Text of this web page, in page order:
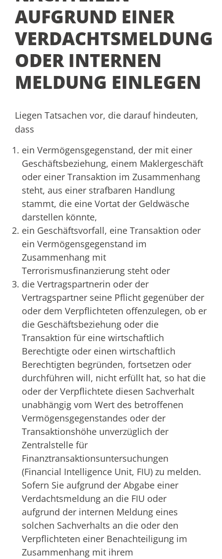
AUFGRUND EINER
VERDACHTSMELDUNG
ODER INTERNEN
MELDUNG EINLEGEN
Liegen Tatsachen vor, die darauf hindeuten,
dass
ein Vermögensgegenstand, der mit einer
Geschäftsbeziehung, einem Maklergeschäft
oder einer Transaktion im Zusammenhang
steht, aus einer strafbaren Handlung
stammt, die eine Vortat der Geldwäsche
darstellen könnte,
ein Geschäftsvorfall, eine Transaktion oder
ein Vermögensgegenstand im
Zusammenhang mit
Terrorismusfinanzierung steht oder
die Vertragspartnerin oder der
Vertragspartner seine Pflicht gegenüber der
oder dem Verpflichteten offenzulegen, ob er
die Geschäftsbeziehung oder die
Transaktion für eine wirtschaftlich
Berechtigte oder einen wirtschaftlich
Berechtigten begründen, fortsetzen oder
durchführen will, nicht erfüllt hat, so hat die
oder der Verpflichtete diesen Sachverhalt
unabhängig vom Wert des betroffenen
Vermögensgegenstandes oder der
Transaktionshöhe unverzüglich der
Zentralstelle für
Finanztransaktionsuntersuchungen
(Financial Intelligence Unit, FIU) zu melden.
Sofern Sie aufgrund der Abgabe einer
Verdachtsmeldung an die FIU oder
aufgrund der internen Meldung eines
solchen Sachverhalts an die oder den
Verpflichteten einer Benachteiligung im
Zusammenhang mit ihrem